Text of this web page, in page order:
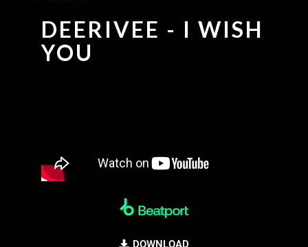
DEERIVEE - I WISH
YOU
DOWNLOAD